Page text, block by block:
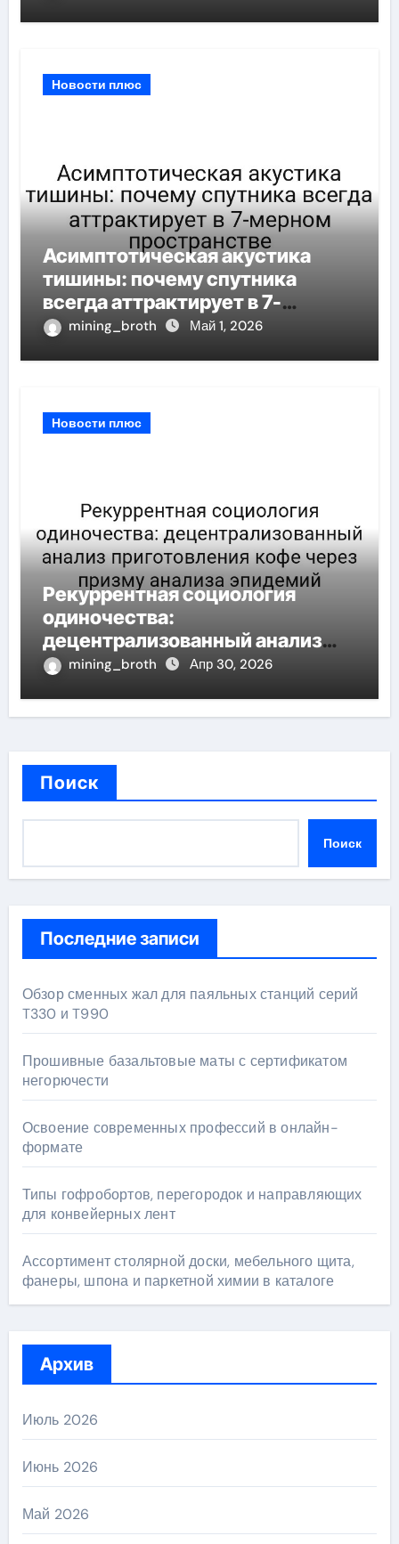
Новости плюс
Асимптотическая акустика
тишины: почему спутника
всегда аттрактирует в 7-
мерном пространстве
mining_broth Май 1, 2026
Новости плюс
Рекуррентная социология
одиночества:
децентрализованный анализ
приготовления кофе через
mining_broth Апр 30, 2026
Поиск
Поиск
Последние записи
Обзор сменных жал для паяльных станций серий
T330 и T990
Прошивные базальтовые маты с сертификатом
негорючести
Освоение современных профессий в онлайн-
формате
Типы гофробортов, перегородок и направляющих
для конвейерных лент
Ассортимент столярной доски, мебельного щита,
фанеры, шпона и паркетной химии в каталоге
Архив
Июль 2026
Июнь 2026
Май 2026